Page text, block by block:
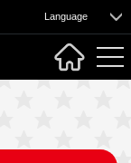
Language